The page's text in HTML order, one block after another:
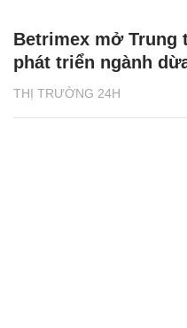
THỊ TRƯỜNG 24H
Betrimex mở Trung
phát triển ngành